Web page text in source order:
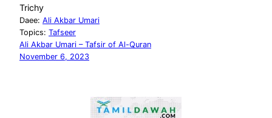
Trichy
Daee: Ali Akbar Umari
Topics: Tafseer
Ali Akbar Umari – Tafsir of Al-Quran
November 6, 2023